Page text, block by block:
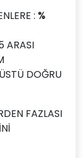
: %
ARASI
DOĞRU
FAZLASI